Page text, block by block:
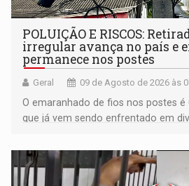
POLUIÇÃO E RISCOS:
irregular avança no país e
permanece nos postes
Geral 09 de Agosto de 2026 às
O emaranhado de fios nos postes
que já vem sendo enfrentado em